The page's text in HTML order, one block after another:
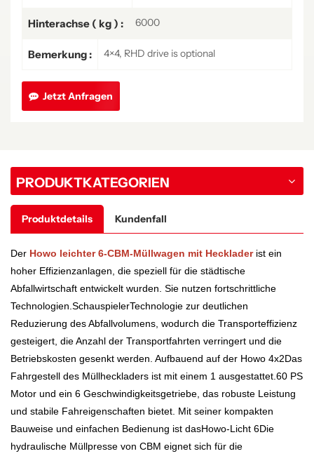
Hinterachse ( kg ) : 6000
Bemerkung : 4×4, RHD drive is optional
Jetzt Anfragen
PRODUKTKATEGORIEN
Produktdetails Kundenfall
Der Howo leichter 6-CBM-Müllwagen mit Heckladerist ein
hoher Effizienzanlagen, die speziell für die städtische
Abfallwirtschaft entwickelt wurden. Sie nutzen fortschrittliche
Technologien. SchauspielerTechnologie zur deutlichen
Reduzierung des Abfallvolumens, wodurch die Transporteffizienz
gesteigert, die Anzahl der Transportfahrten verringert und die
Betriebskosten gesenkt werden. Aufbauend auf der Howo 4x2Das
Fahrgestell des Müllheckladers ist mit einem 1 ausgestattet. 60 PS
Motor und ein 6 Geschwindigkeitsgetriebe, das robuste Leistung
und stabile Fahreigenschaften bietet. Mit seiner kompakten
Bauweise und einfachen Bedienung ist dasHowo-Licht 6Die
hydraulische Müllpresse von CBM eignet sich für die